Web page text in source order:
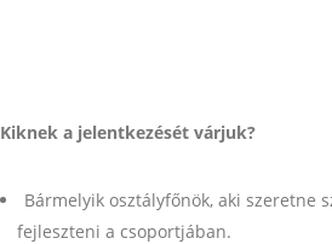
Kiknek a jelentkezését várjuk?
Bármelyik osztályfőnök, aki szeretne
fejleszteni a csoportjában.